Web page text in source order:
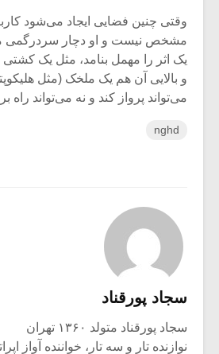
وقتی چنین فضایی ایجاد می‌شود
مشخص نیست و او دچار سردرگمی
یک اثر را مهمل بنامد، مثل یک
و بالایی آن هم یک ملخک (مثل
می‌تواند پرواز کند و نه می‌تواند راه
nghd
سجاد پورقناد
سجاد پورقناد متولد ۱۳۶۰ تهران
نوازنده تار و سه تار، خواننده آواز